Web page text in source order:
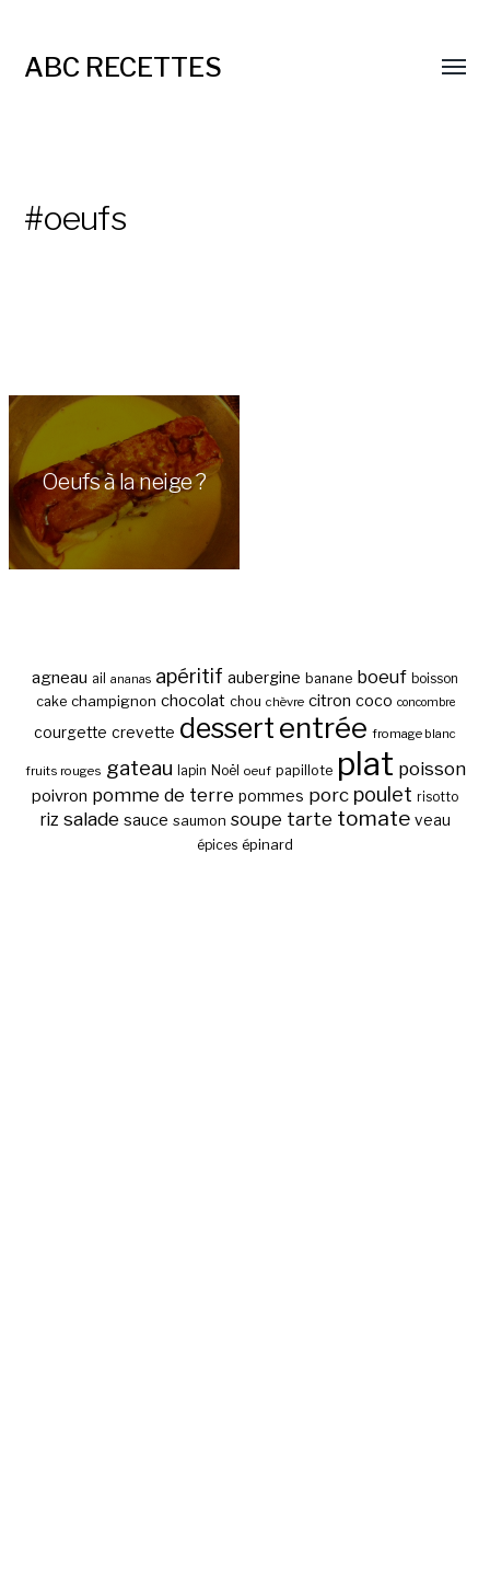
ABC RECETTES
#oeufs
Oeufs à la neige ?
agneau ail ananas apéritif aubergine banane boeuf boisson
cake champignon chocolat chou chèvre citron coco concombre
courgette crevette dessert entrée fromage blanc
fruits rouges gateau lapin Noël oeuf papillote plat poisson
poivron pomme de terre pommes porc poulet risotto
riz salade sauce saumon soupe tarte tomate veau
épices épinard